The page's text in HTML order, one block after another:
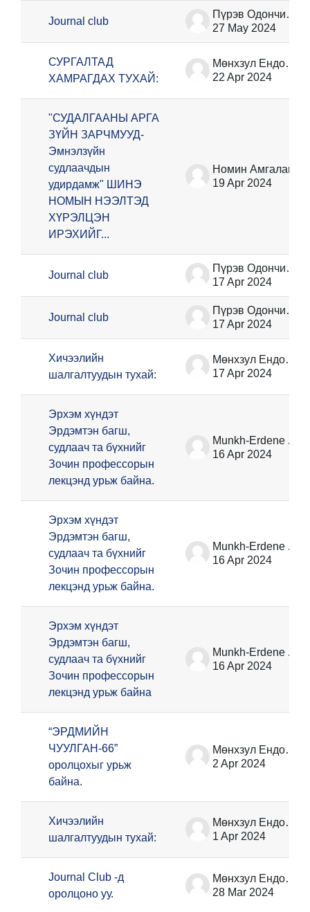
Journal club
Пүрэв Одончимэг
27 May 2024
СУРГАЛТАД
ХАМРАГДАХ ТУХАЙ:
Мөнхзул Ёндонжамц
22 Apr 2024
"СУДАЛГААНЫ АРГА
ЗҮЙН ЗАРЧМУУД-
Эмнэлзүйн
судлаачдын
удирдамж" ШИНЭ
НОМЫН НЭЭЛТЭД
ХҮРЭЛЦЭН
ИРЭХИЙГ...
Номин Амгалан
19 Apr 2024
Journal club
Пүрэв Одончимэг
17 Apr 2024
Journal club
Пүрэв Одончимэг
17 Apr 2024
Хичээлийн
шалгалтуудын тухай:
Мөнхзул Ёндонжамц
17 Apr 2024
Эрхэм хүндэт
Эрдэмтэн багш,
судлаач та бүхнийг
Зочин профессорын
лекцэнд урьж байна.
Munkh-Erdene Ariunbold
16 Apr 2024
Эрхэм хүндэт
Эрдэмтэн багш,
судлаач та бүхнийг
Зочин профессорын
лекцэнд урьж байна.
Munkh-Erdene Ariunbold
16 Apr 2024
Эрхэм хүндэт
Эрдэмтэн багш,
судлаач та бүхнийг
Зочин профессорын
лекцэнд урьж байна
Munkh-Erdene Ariunbold
16 Apr 2024
“ЭРДМИЙН
ЧУУЛГАН-66”
оролцохыг урьж
байна.
Мөнхзул Ёндонжамц
2 Apr 2024
Хичээлийн
шалгалтуудын тухай:
Мөнхзул Ёндонжамц
1 Apr 2024
Journal Club -д
оролцоно уу.
Мөнхзул Ёндонжамц
28 Mar 2024